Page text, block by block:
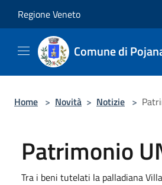
Regione Veneto
Comune di
Home > Novità > Notizie >
Patrimonio
Tra i beni tutelati la palladiana